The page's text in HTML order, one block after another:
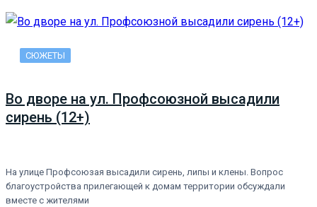
СЮЖЕТЫ
Во дворе на ул. Профсоюзной высадили
сирень (12+)
На улице Профсоюзая высадили сирень, липы и клены. Вопрос
благоустройства прилегающей к домам территории обсуждали
вместе с жителями